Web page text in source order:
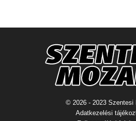
© 2026 - 2023 Szentesi
Adatkezelési